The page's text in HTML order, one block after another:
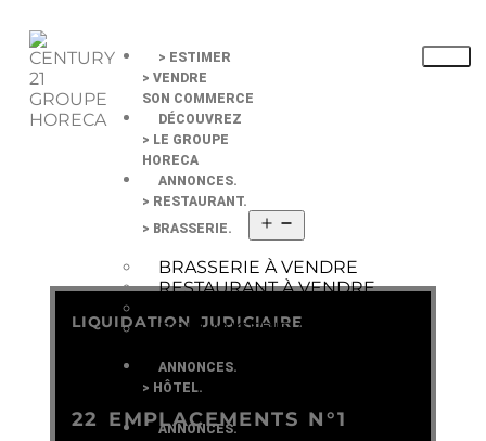
> ESTIMER
> VENDRE
SON COMMERCE
DÉCOUVREZ
> LE GROUPE
HORECA
ANNONCES.
> RESTAURANT.
> BRASSERIE.
BRASSERIE À VENDRE
RESTAURANT À VENDRE
BOULANGERIE À VENDRE
ANNONCES.
> HÔTEL.
ANNONCES.
LIQUIDATION JUDICIAIRE
22 EMPLACEMENTS N°1